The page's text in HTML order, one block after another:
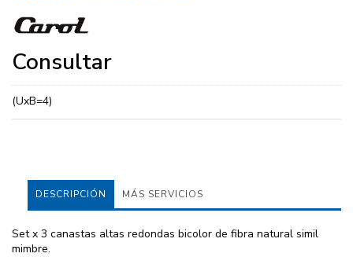
Consultar
(UxB=4)
DESCRIPCIÓN MÁS SERVICIOS
Set x 3 canastas altas redondas bicolor de fibra natural simil
mimbre.